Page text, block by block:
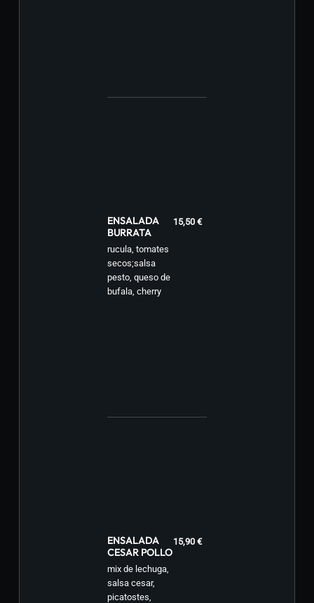
ENSALADA
BURRATA
rucula, tomates
secos;salsa
pesto, queso de
bufala, cherry
15,50 €
ENSALADA
CESAR POLLO
mix de lechuga,
salsa cesar,
picatostes,
15,90 €